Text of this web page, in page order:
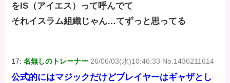
をIS（アイエス）って呼んでて
それイスラム組織じゃん…てずっと思ってる
17:名無しのトレーナー 26/06/03(水)10:46:33 No.1436211614
公式的にはマジックだけどプレイヤーはギャザとし